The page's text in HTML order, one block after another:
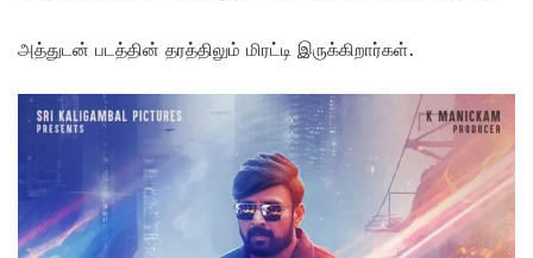
அத்துடன் படத்தின் தரத்திலும் மிரட்டி இருக்கிறார்கள்.